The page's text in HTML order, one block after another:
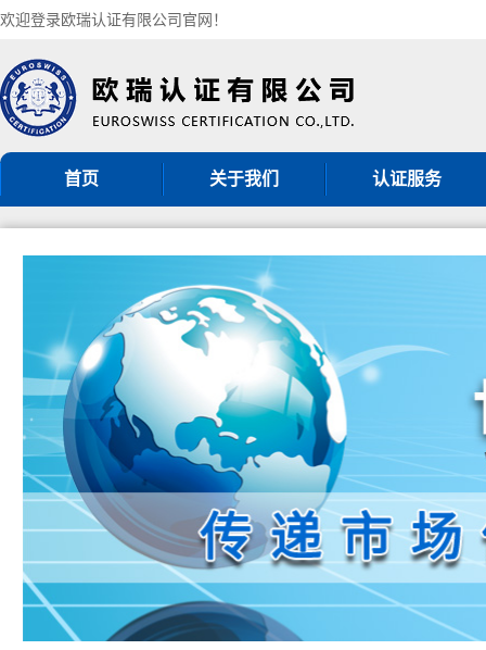
欢迎登录欧瑞认证有限公司官网！
首页 关于我们
机构简介
认证机构批准书
CNAS认可证书
认证服务
ISO9001认证
ISO27001认证
其他管理体系认证
公开文件
认证证书样本
认证业务范围
社会责任报告